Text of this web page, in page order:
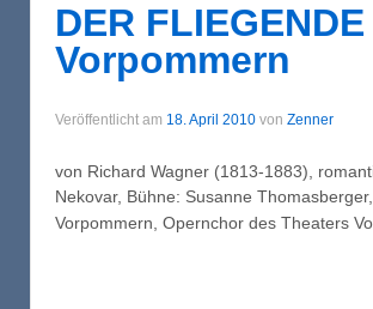
DER
Vorpommern
Veröffentlicht am 18. April 2010 von Zenner
von Richard Wagner (1813-1883),
Nekovar, Bühne: Susanne
Vorpommern, Opernchor des Theaters